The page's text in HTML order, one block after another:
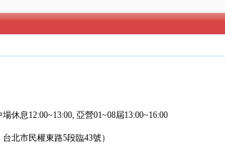
休息12:00~13:00, 亞營01~08屆13:00~16:00
北市民權東路5段臨43號）